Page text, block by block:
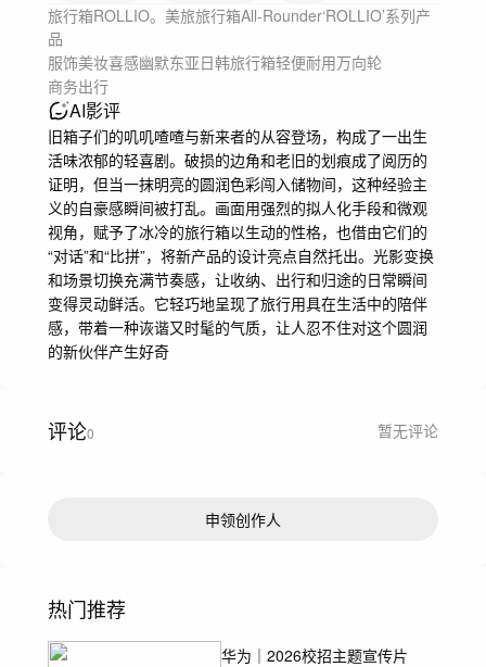
旅行箱ROLLIO。美旅旅行箱All-Rounder‘ROLLIO’系列产
品
服饰美妆喜感幽默东亚日韩旅行箱轻便耐用万向轮
商务出行
AI影评
旧箱子们的叽叽喳喳与新来者的从容登场，构成了一出生
活味浓郁的轻喜剧。破损的边角和老旧的划痕成了阅历的
证明，但当一抹明亮的圆润色彩闯入储物间，这种经验主
义的自豪感瞬间被打乱。画面用强烈的拟人化手段和微观
视角，赋予了冰冷的旅行箱以生动的性格，也借由它们的
“对话”和“比拼”，将新产品的设计亮点自然托出。光影变换
和场景切换充满节奏感，让收纳、出行和归途的日常瞬间
变得灵动鲜活。它轻巧地呈现了旅行用具在生活中的陪伴
感，带着一种诙谐又时髦的气质，让人忍不住对这个圆润
的新伙伴产生好奇
评论0 暂无评论
申领创作人
热门推荐
华为｜2026校招主题宣传片